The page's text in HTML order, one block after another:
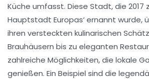
Küche umfasst. Diese Stadt, die 2017
Hauptstadt Europas‘ernannt wurde,
ihren versteckten kulinarischen
Brauhäusern bis zu eleganten
zahlreiche Möglichkeiten, die lokale
genießen. Ein Beispiel sind die